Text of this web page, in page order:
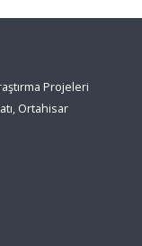
Projeleri
Ortahisar